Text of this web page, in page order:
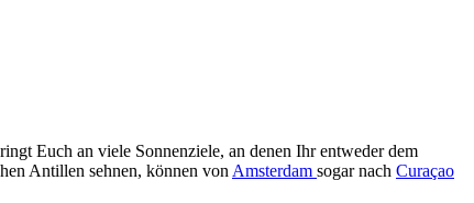
Euch an viele Sonnenziele, an denen Ihr entweder dem
Antillen sehnen, können von Amsterdam sogar nach Curaçao